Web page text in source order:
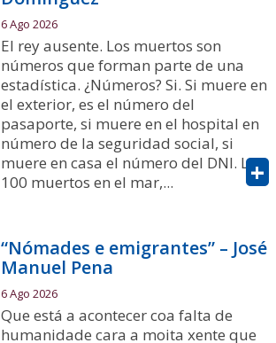
6 Ago 2026
El rey ausente. Los muertos son
números que forman parte de una
estadística. ¿Números? Si. Si muere en
el exterior, es el número del
pasaporte, si muere en el hospital en
número de la seguridad social, si
muere en casa el número del DNI. Los
100 muertos en el mar,...
+
“Nómades e emigrantes” – José
Manuel Pena
6 Ago 2026
Que está a acontecer coa falta de
humanidade cara a moita xente que